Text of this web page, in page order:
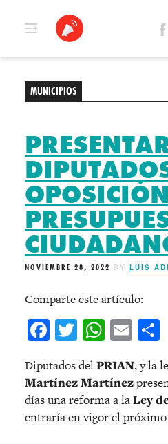
MUNICIPIOS
OPOSICIÓN
NOVIEMBRE 28, 2022 BY LUIS
Comparte este artículo:
Facebook
Twitter
Diputados delPRIAN, y la
Martínez Martínez
días una reforma a laLey
entraría en vigor el próximo